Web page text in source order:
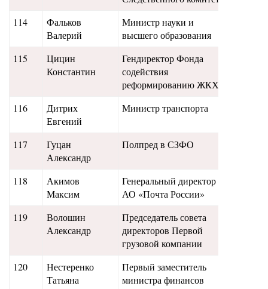
114
Фальков
Валерий
Министр науки и
высшего образования
115
Цицин
Константин
Гендиректор Фонда
содействия
реформированию ЖКХ
116
Дитрих
Евгений
Министр транспорта
117
Гуцан
Александр
Полпред в СЗФО
118
Акимов
Максим
Генеральный директор
АО «Почта России»
119
Волошин
Александр
Председатель совета
директоров Первой
грузовой компании
120
Нестеренко
Татьяна
Первый заместитель
министра финансов